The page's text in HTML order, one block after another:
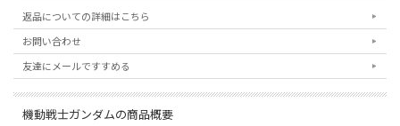
返品についての詳細はこちら
お問い合わせ
友達にメールですすめる
機動戦士ガンダムの商品概要